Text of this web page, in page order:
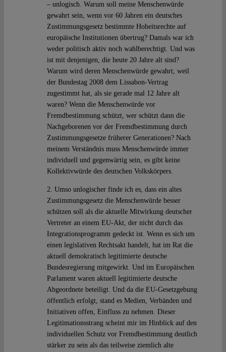
– unlogisch. Warum soll meine Menschenwürde
gewahrt sein, wenn vor 60 Jahren ein deutsches
Zustimmungsgesetz bestimmte Hoheitsrechte auf
europäische Institutionen übertrug? Damals war ich
weder politisch aktiv noch wahlberechtigt. Und was
ist mit denjenigen, die heute 20 Jahre alt sind?
Warum wird deren Menschenwürde gewahrt, weil
der Bundestag 2008 dem Lissabon-Vertrag
zugestimmt hat, als sie gerade mal 12 Jahre alt
waren? Wenn die Menschenwürde vor
Fremdbestimmung schützt, wer schützt dann die
Nachgeborenen vor der Fremdbestimmung durch
Zustimmungsgesetze früherer Generationen? Nach
meinem Verständnis muss Menschenwürde immer
individuell und gegenwärtig sein, es gibt keine
Kollektivwürde des deutschen Volkskörpers.
2. Umso unlogischer finde ich es, dass ein altes
Zustimmungsgesetz die Menschenwürde besser
schützen soll als die aktuelle Mitwirkung deutscher
Vertreter an einem EU-Akt, der nicht durch das
Integrationsprogramm gedeckt ist. Wenn es sich um
einen legislativen Rechtsakt handelt, hat im Rat die
aktuell demokratisch legitimierte deutsche
Bundesregierung mitgewirkt. Und im Europäischen
Parlament waren aktuell legitimierte deutsche
Abgeordnete beteiligt. Und da die EU-Gesetzgebung
öffentlich erfolgt, stand es Medien, Verbänden und
Initiativen offen, Einfluss zu nehmen. Dieser
Legitimationsstrang scheint mir im Hinblick auf den
individuellen Schutz vor Fremdbestimmung deutlich
stärker zu sein als das teilweise ziemlich alte